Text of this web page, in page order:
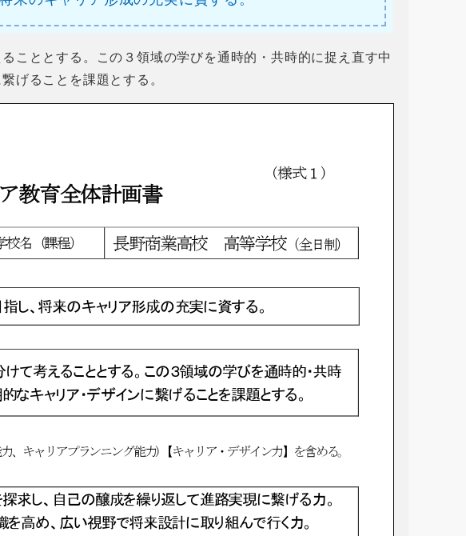
こととする。この３領域の学びを通時的・共時的に捉え直す中
げることを課題とする。